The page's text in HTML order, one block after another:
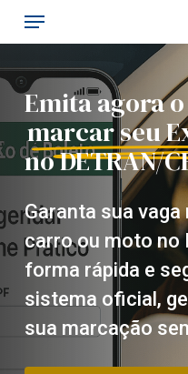
Skip
to
main
content
Menu
Emita agora
marcar seu
no DETRAN/
Garanta sua
carro ou moto no
forma rápida e
sistema oficial,
sua marcação